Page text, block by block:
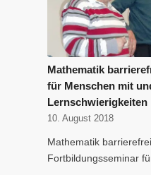
Mathematik
für Menschen mit
Lernschwierigkeiten
10. August 2018
Mathematik
Fortbildungsseminar